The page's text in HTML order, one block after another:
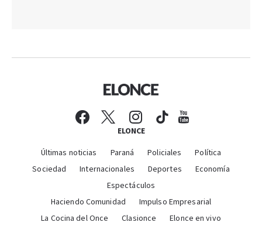
ELONCE
Últimas noticias Paraná Policiales
Política
Sociedad
Internacionales Deportes
Economía
Espectáculos
Haciendo Comunidad
Impulso Empresarial
La Cocina del Once
Clasionce Elonce en vivo